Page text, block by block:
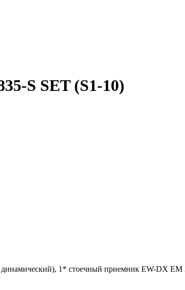
S SET (S1-10)
1* стоечный приемник EW-DX EM